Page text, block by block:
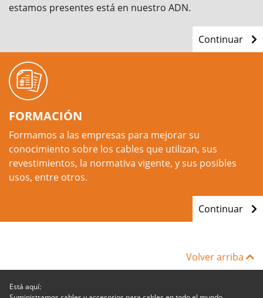
estamos presentes está en nuestro ADN.
Continuar
FORMACIÓN
Formamos a las empresas para mejorar su
conocimiento sobre los cables que utilizan, sus
revestimientos, la normativa vigente, y sus posibles
usos, entre otros.
Continuar
Volver arriba
Está aquí: